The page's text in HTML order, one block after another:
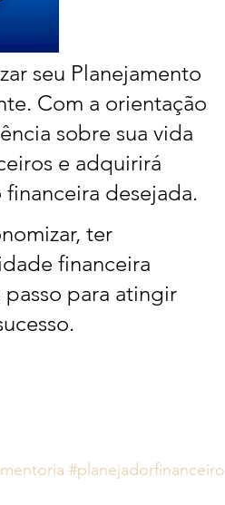
seu Planejamento
Com a orientação
sobre sua vida
e adquirirá
desejada.
ter
financeira
para atingir
#planejadorfinanceiro